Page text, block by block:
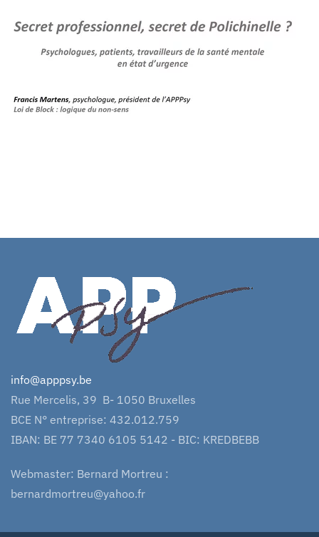
info@apppsy.be
Rue Mercelis, 39 B- 1050 Bruxelles
BCE N° entreprise: 432.012.759
IBAN: BE 77 7340 6105 5142 - BIC: KREDBEBB
Webmaster: Bernard Mortreu :
bernardmortreu@yahoo.fr